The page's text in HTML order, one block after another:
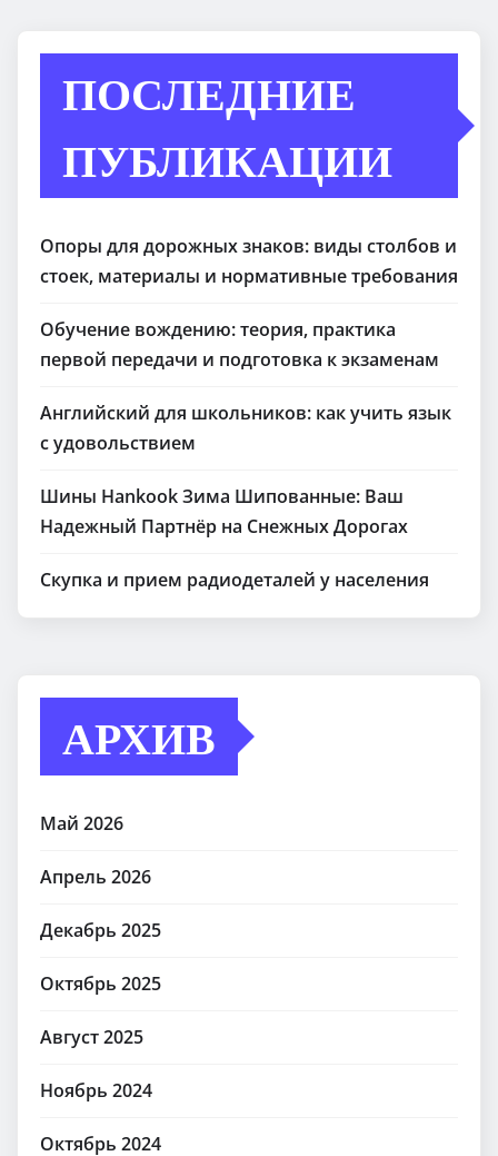
ПОСЛЕДНИЕ
ПУБЛИКАЦИИ
Опоры для дорожных знаков: виды столбов и
стоек, материалы и нормативные требования
Обучение вождению: теория, практика
первой передачи и подготовка к экзаменам
Английский для школьников: как учить язык
с удовольствием
Шины Hankook Зима Шипованные: Ваш
Надежный Партнёр на Снежных Дорогах
Скупка и прием радиодеталей у населения
АРХИВ
Май 2026
Апрель 2026
Декабрь 2025
Октябрь 2025
Август 2025
Ноябрь 2024
Октябрь 2024